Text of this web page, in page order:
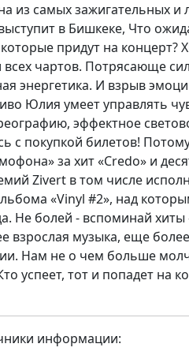
из самых зажигательных
в Бишкеке, Что
придут на концерт?
всех чартов. Потрясающе
энергетика. И взрыв
Юлия умеет управлять
эффектное
с покупкой билетов!
за хит «Credo» и
Zivert в том числе
«Vinyl #2», над
Не болей - вспоминай
взрослая музыка, еще
Нам не о чем больше
успеет, тот и попадет на
информации: